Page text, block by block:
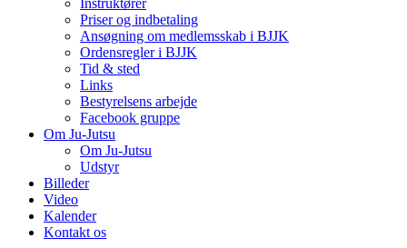
Priser og indbetaling
Ansøgning om medlemsskab i BJJK
Ordensregler i BJJK
Tid & sted
Links
Bestyrelsens arbejde
Facebook gruppe
Om Ju-Jutsu
Om Ju-Jutsu
Udstyr
Billeder
Video
Kalender
Kontakt os